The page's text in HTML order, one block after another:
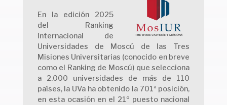
En la edición 2025
del Ranking
Internacional de
Universidades de Moscú de las Tres
Misiones Universitarias (conocido en breve
como el Ranking de Moscú) que selecciona
a 2.000 universidades de más de 110
países, la UVa ha obtenido la 701ª posición,
en esta ocasión en el 21º puesto nacional